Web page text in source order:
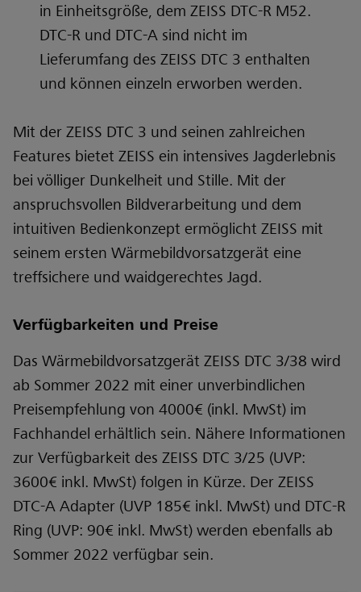
in Einheitsgröße, dem ZEISS DTC-R M52.
DTC-R und DTC-A sind nicht im
Lieferumfang des ZEISS DTC 3 enthalten
und können einzeln erworben werden.
Mit der ZEISS DTC 3 und seinen zahlreichen
Features bietet ZEISS ein intensives Jagderlebnis
bei völliger Dunkelheit und Stille. Mit der
anspruchsvollen Bildverarbeitung und dem
intuitiven Bedienkonzept ermöglicht ZEISS mit
seinem ersten Wärmebildvorsatzgerät eine
treffsichere und waidgerechtes Jagd.
Verfügbarkeiten und Preise
Das Wärmebildvorsatzgerät ZEISS DTC 3/38 wird
ab Sommer 2022 mit einer unverbindlichen
Preisempfehlung von 4000€ (inkl. MwSt) im
Fachhandel erhältlich sein. Nähere Informationen
zur Verfügbarkeit des ZEISS DTC 3/25 (UVP:
3600€ inkl. MwSt) folgen in Kürze. Der ZEISS
DTC-A Adapter (UVP 185€ inkl. MwSt) und DTC-R
Ring (UVP: 90€ inkl. MwSt) werden ebenfalls ab
Sommer 2022 verfügbar sein.